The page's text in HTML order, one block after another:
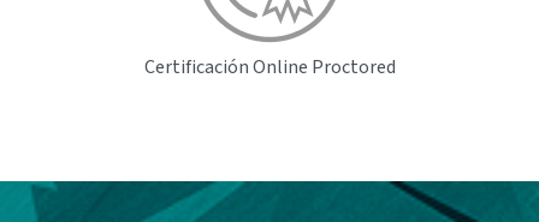
Certificación Online Proctored